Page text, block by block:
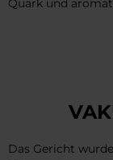
Quark und
Das Gericht